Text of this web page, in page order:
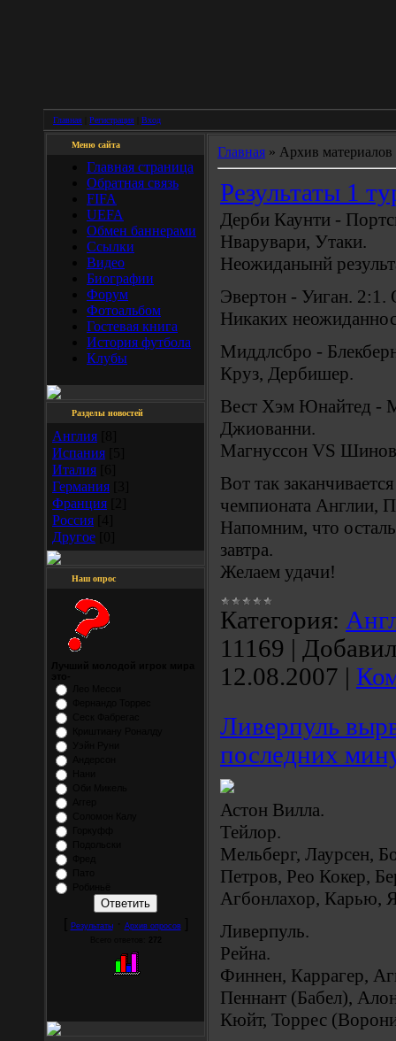
Главная Регистрация Вход
Меню сайта
Главная страница
Обратная связь
FIFA
UEFA
Обмен баннерами
Ссылки
Видео
Биографии
Форум
Фотоальбом
Гостевая книга
История футбола
Клубы
Разделы новостей
Англия
Испания
Италия
Германия
Франция
Россия
Другое
Наш опрос
Результаты· Архив опросов]
Главная » Архив материалов
Результаты 1
Дерби Каунти -
Нварувари, Утаки.
Неожиданынй
Эвертон - Уиган.
Никаких
Миддлсбро -
Круз, Дербишер.
Вест Хэм Юнайтед -
Джиованни.
Магнуссон VS
Вот так
чемпионата Англии,
Напомним, что
завтра.
Желаем удачи!
Категория:
11169 |
12.08.2007 |
Ливерпуль
последних
Астон Вилла.
Тейлор.
Мельберг, Лаурсен,
Петров, Рео Кокер,
Агбонлахор, Карью,
Ливерпуль.
Рейна.
Финнен, Каррагер,
Пеннант (Бабел),
Кюйт, Торрес